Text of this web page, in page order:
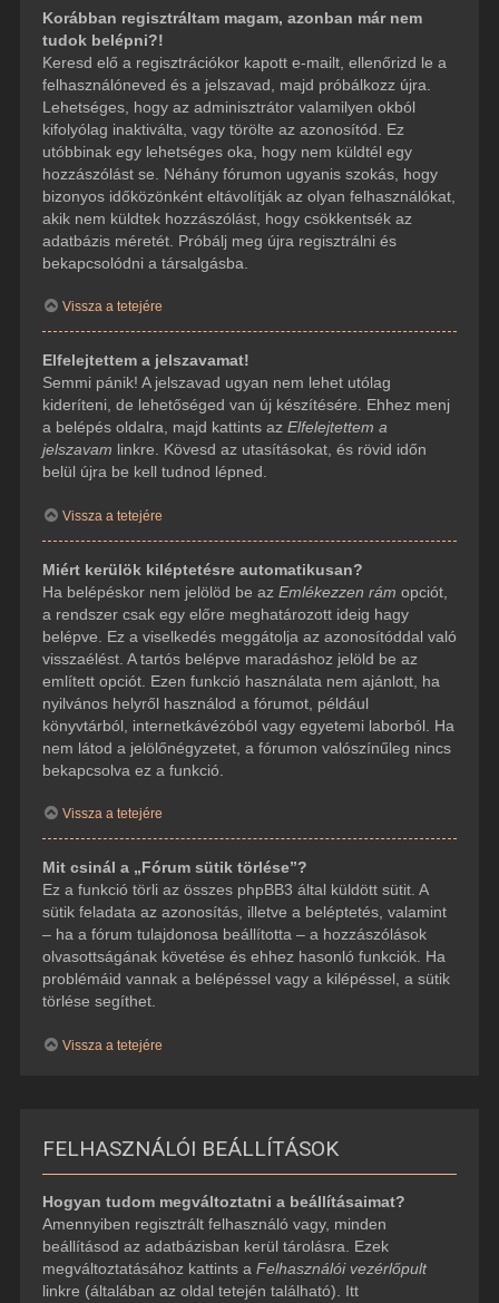
Korábban regisztráltam magam, azonban már nem
tudok belépni?!
Keresd elő a regisztrációkor kapott e-mailt, ellenőrizd le a
felhasználóneved és a jelszavad, majd próbálkozz újra.
Lehetséges, hogy az adminisztrátor valamilyen okból
kifolyólag inaktiválta, vagy törölte az azonosítód. Ez
utóbbinak egy lehetséges oka, hogy nem küldtél egy
hozzászólást se. Néhány fórumon ugyanis szokás, hogy
bizonyos időközönként eltávolítják az olyan felhasználókat,
akik nem küldtek hozzászólást, hogy csökkentsék az
adatbázis méretét. Próbálj meg újra regisztrálni és
bekapcsolódni a társalgásba.
Vissza a tetejére
Elfelejtettem a jelszavamat!
Semmi pánik! A jelszavad ugyan nem lehet utólag
kideríteni, de lehetőséged van új készítésére. Ehhez menj
a belépés oldalra, majd kattints az Elfelejtettem a
jelszavam linkre. Kövesd az utasításokat, és rövid időn
belül újra be kell tudnod lépned.
Vissza a tetejére
Miért kerülök kiléptetésre automatikusan?
Ha belépéskor nem jelölöd be az Emlékezzen rám opciót,
a rendszer csak egy előre meghatározott ideig hagy
belépve. Ez a viselkedés meggátolja az azonosítóddal való
visszaélést. A tartós belépve maradáshoz jelöld be az
említett opciót. Ezen funkció használata nem ajánlott, ha
nyilvános helyről használod a fórumot, például
könyvtárból, internetkávézóból vagy egyetemi laborból. Ha
nem látod a jelölőnégyzetet, a fórumon valószínűleg nincs
bekapcsolva ez a funkció.
Vissza a tetejére
Mit csinál a „Fórum sütik törlése”?
Ez a funkció törli az összes phpBB3 által küldött sütit. A
sütik feladata az azonosítás, illetve a beléptetés, valamint
– ha a fórum tulajdonosa beállította – a hozzászólások
olvasottságának követése és ehhez hasonló funkciók. Ha
problémáid vannak a belépéssel vagy a kilépéssel, a sütik
törlése segíthet.
Vissza a tetejére
FELHASZNÁLÓI BEÁLLÍTÁSOK
Hogyan tudom megváltoztatni a beállításaimat?
Amennyiben regisztrált felhasználó vagy, minden
beállításod az adatbázisban kerül tárolásra. Ezek
megváltoztatásához kattints a Felhasználói vezérlőpult
linkre (általában az oldal tetején található). Itt